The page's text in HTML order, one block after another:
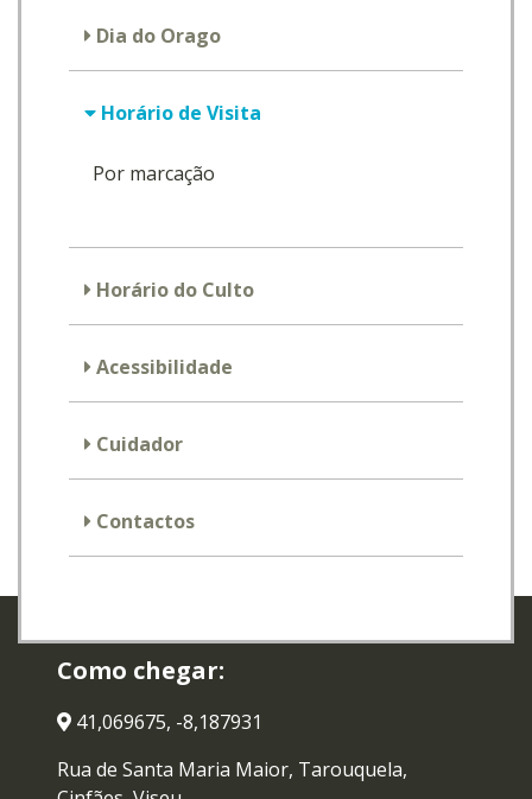
Dia do Orago
Horário de Visita
Por marcação
Horário do Culto
Acessibilidade
Cuidador
Contactos
Como chegar:
41,069675, -8,187931
Rua de Santa Maria Maior, Tarouquela,